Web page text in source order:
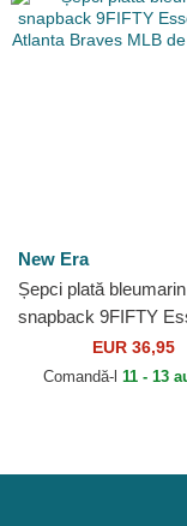
New Era
Șepci plată bleumarin
snapback 9FIFTY
de Atlanta Braves
New Era
EUR 36,95
Comandă-l 11 - 13